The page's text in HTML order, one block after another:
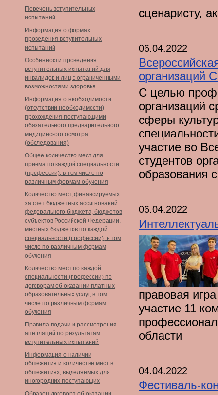
Перечень вступительных
испытаний
Информация о формах
проведения вступительных
испытаний
Особенности проведения
вступительных испытаний для
инвалидов и лиц с ограниченными
возможностями здоровья
Информация о необходимости
(отсутствии необходимости)
прохождения поступающими
обязательного предварительного
медицинского осмотра
(обследования)
Общее количество мест для
приема по каждой специальности
(профессии), в том числе по
различным формам обучения
Количество мест, финансируемых
за счет бюджетных ассигнований
федерального бюджета, бюджетов
субъектов Российской Федерации,
местных бюджетов по каждой
специальности (профессии), в том
числе по различным формам
обучения
Количество мест по каждой
специальности (профессии) по
договорам об оказании платных
образовательных услуг, в том
числе по различным формам
обучения
Правила подачи и рассмотрения
апелляций по результатам
вступительных испытаний
Информация о наличии
общежития и количестве мест в
общежитиях, выделяемых для
иногородних поступающих
Образец договора об оказании
сценаристу,
06.04.2022
организаций
С целью
организаций
сферы
участие во
студентов
образования
06.04.2022
правовая
участие 11
области
04.04.2022
Фестиваль-